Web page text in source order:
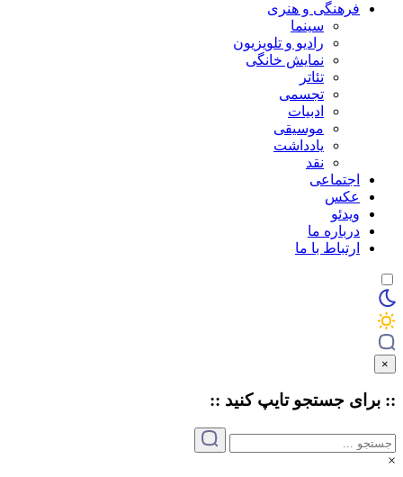
فرهنگی و هنری
سینما
رادیو و تلویزیون
نمایش خانگی
تئاتر
تجسمی
ادبیات
موسیقی
یادداشت
نقد
اجتماعی
عکس
ویدئو
درباره ما
ارتباط با ما
×
:: برای جستجو تایپکنید ::
×